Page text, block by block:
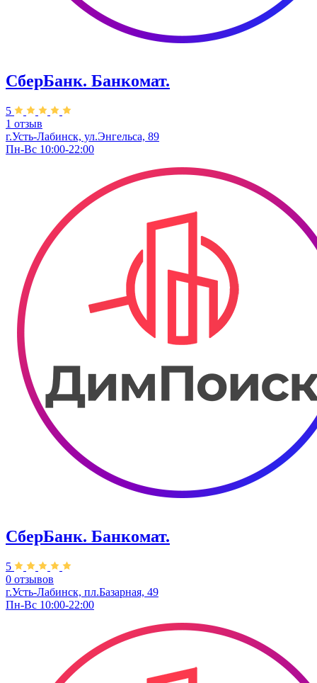
СберБанк. Банкомат.
5
1 отзыв
г.Усть-Лабинск, ул.​Энгельса, 89
Пн-Вс 10:00-22:00
СберБанк. Банкомат.
5
0 отзывов
г.Усть-Лабинск, пл.​Базарная, 49
Пн-Вс 10:00-22:00